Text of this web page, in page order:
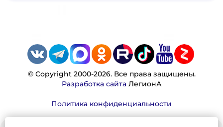
© Copyright 2000-2026. Все права защищены.
Разработка сайтаЛегионА
Политика конфиденциальности